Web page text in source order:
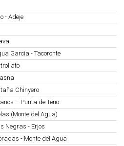
- Adeje
García - Tacoronte
Chinyero
– Punta de Teno
(Monte del Agua)
Negras - Erjos
- Monte del Agua